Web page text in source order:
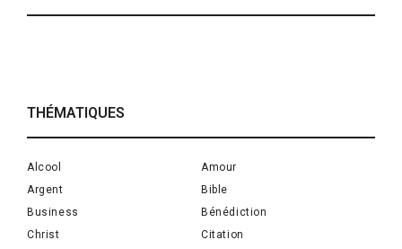
THÉMATIQUES
Alcool
Amour
Argent
Bible
Business
Bénédiction
Christ
Citation